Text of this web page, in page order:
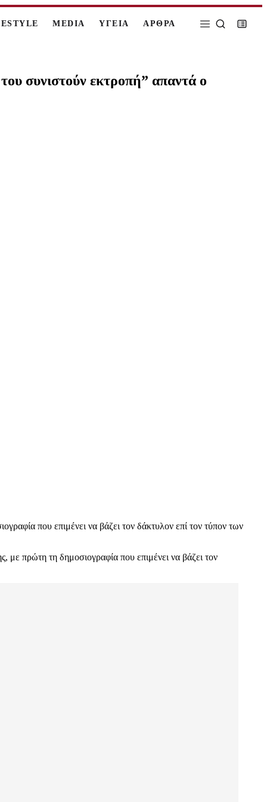
MEDIA ΥΓΕΙΑ ΑΡΘΡΑ
συνιστούν εκτροπή” απαντά ο
που επιμένει να βάζει τον δάκτυλον επί τον τύπον των
με πρώτη τη δημοσιογραφία που επιμένει να βάζει τον